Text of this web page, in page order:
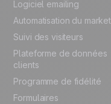
German
Italian
Logiciel emailing
Automatisation du
Suivi des visiteurs
Plateforme de données
clients
Programme de fidélité
Formulaires